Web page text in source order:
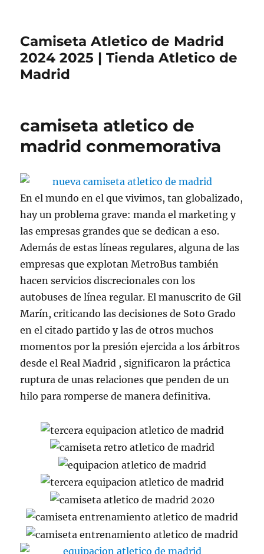
Camiseta Atletico de Madrid
2024 2025 | Tienda Atletico de
Madrid
camiseta atletico de
madrid conmemorativa
En el mundo en el que vivimos, tan globalizado,
hay un problema grave: manda el marketing y
las empresas grandes que se dedican a eso.
Además de estas líneas regulares, alguna de las
empresas que explotan MetroBus también
hacen servicios discrecionales con los
autobuses de línea regular. El manuscrito de Gil
Marín, criticando las decisiones de Soto Grado
en el citado partido y las de otros muchos
momentos por la presión ejercida a los árbitros
desde el Real Madrid , significaron la práctica
ruptura de unas relaciones que penden de un
hilo para romperse de manera definitiva.